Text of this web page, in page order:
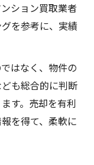
ション買取業者
を参考に、実績
はなく、物件の
も総合的に判断
す。売却を有利
を得て、柔軟に